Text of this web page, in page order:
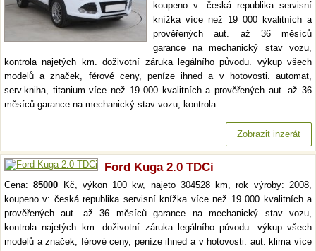
koupeno v: česká republika servisní
knížka více než 19 000 kvalitních a
prověřených aut. až 36 měsíců
garance na mechanický stav vozu,
kontrola najetých km. doživotní záruka legálního původu. výkup všech
modelů a značek, férové ceny, peníze ihned a v hotovosti. automat,
serv.kniha, titanium více než 19 000 kvalitních a prověřených aut. až 36
měsíců garance na mechanický stav vozu, kontrola…
Zobrazit inzerát
Ford Kuga 2.0 TDCi
Cena:85000 Kč, výkon 100 kw, najeto 304528 km, rok výroby: 2008,
koupeno v: česká republika servisní knížka více než 19 000 kvalitních a
prověřených aut. až 36 měsíců garance na mechanický stav vozu,
kontrola najetých km. doživotní záruka legálního původu. výkup všech
modelů a značek, férové ceny, peníze ihned a v hotovosti. aut. klima více